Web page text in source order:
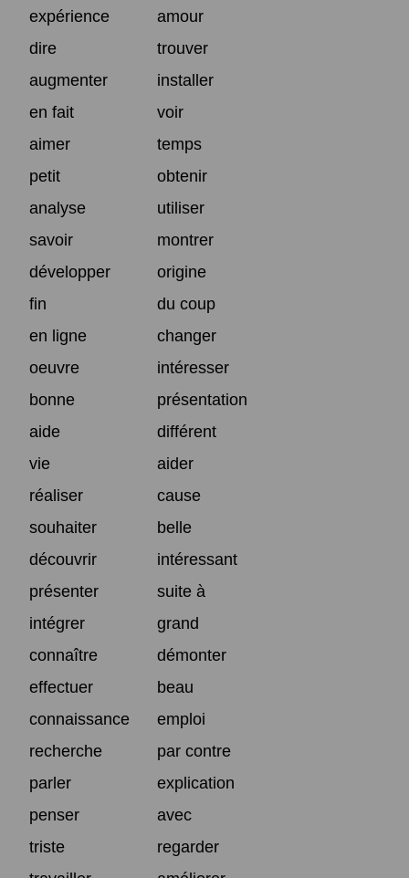
expérience
amour
dire
trouver
augmenter
installer
en fait
voir
aimer
temps
petit
obtenir
analyse
utiliser
savoir
montrer
développer
origine
fin
du coup
en ligne
changer
oeuvre
intéresser
bonne
présentation
aide
différent
vie
aider
réaliser
cause
souhaiter
belle
découvrir
intéressant
présenter
suite à
intégrer
grand
connaître
démonter
effectuer
beau
connaissance
emploi
recherche
par contre
parler
explication
penser
avec
triste
regarder